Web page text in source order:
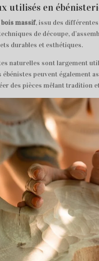
utilisés en
bois massif, issu des
de découpe,
durables et esthétiques.
naturelles sont largement
peuvent également
des pièces mêlant tradition